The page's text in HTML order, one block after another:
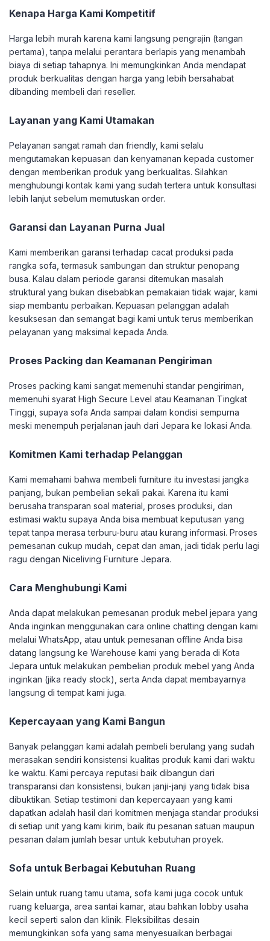
Kenapa Harga Kami Kompetitif
Harga lebih murah karena kami langsung pengrajin (tangan
pertama), tanpa melalui perantara berlapis yang menambah
biaya di setiap tahapnya. Ini memungkinkan Anda mendapat
produk berkualitas dengan harga yang lebih bersahabat
dibanding membeli dari reseller.
Layanan yang Kami Utamakan
Pelayanan sangat ramah dan friendly, kami selalu
mengutamakan kepuasan dan kenyamanan kepada customer
dengan memberikan produk yang berkualitas. Silahkan
menghubungi kontak kami yang sudah tertera untuk konsultasi
lebih lanjut sebelum memutuskan order.
Garansi dan Layanan Purna Jual
Kami memberikan garansi terhadap cacat produksi pada
rangka sofa, termasuk sambungan dan struktur penopang
busa. Kalau dalam periode garansi ditemukan masalah
struktural yang bukan disebabkan pemakaian tidak wajar, kami
siap membantu perbaikan. Kepuasan pelanggan adalah
kesuksesan dan semangat bagi kami untuk terus memberikan
pelayanan yang maksimal kepada Anda.
Proses Packing dan Keamanan Pengiriman
Proses packing kami sangat memenuhi standar pengiriman,
memenuhi syarat High Secure Level atau Keamanan Tingkat
Tinggi, supaya sofa Anda sampai dalam kondisi sempurna
meski menempuh perjalanan jauh dari Jepara ke lokasi Anda.
Komitmen Kami terhadap Pelanggan
Kami memahami bahwa membeli furniture itu investasi jangka
panjang, bukan pembelian sekali pakai. Karena itu kami
berusaha transparan soal material, proses produksi, dan
estimasi waktu supaya Anda bisa membuat keputusan yang
tepat tanpa merasa terburu-buru atau kurang informasi. Proses
pemesanan cukup mudah, cepat dan aman, jadi tidak perlu lagi
ragu dengan Niceliving Furniture Jepara.
Cara Menghubungi Kami
Anda dapat melakukan pemesanan produk mebel jepara yang
Anda inginkan menggunakan cara online chatting dengan kami
melalui WhatsApp, atau untuk pemesanan offline Anda bisa
datang langsung ke Warehouse kami yang berada di Kota
Jepara untuk melakukan pembelian produk mebel yang Anda
inginkan (jika ready stock), serta Anda dapat membayarnya
langsung di tempat kami juga.
Kepercayaan yang Kami Bangun
Banyak pelanggan kami adalah pembeli berulang yang sudah
merasakan sendiri konsistensi kualitas produk kami dari waktu
ke waktu. Kami percaya reputasi baik dibangun dari
transparansi dan konsistensi, bukan janji-janji yang tidak bisa
dibuktikan. Setiap testimoni dan kepercayaan yang kami
dapatkan adalah hasil dari komitmen menjaga standar produksi
di setiap unit yang kami kirim, baik itu pesanan satuan maupun
pesanan dalam jumlah besar untuk kebutuhan proyek.
Sofa untuk Berbagai Kebutuhan Ruang
Selain untuk ruang tamu utama, sofa kami juga cocok untuk
ruang keluarga, area santai kamar, atau bahkan lobby usaha
kecil seperti salon dan klinik. Fleksibilitas desain
memungkinkan sofa yang sama menyesuaikan berbagai